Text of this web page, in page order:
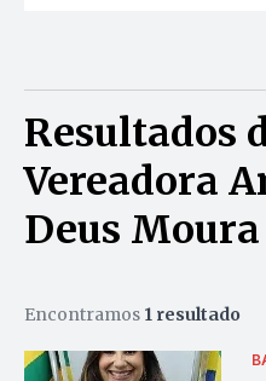
Resultados
Vereadora
Deus
Encontramos 1 resultado